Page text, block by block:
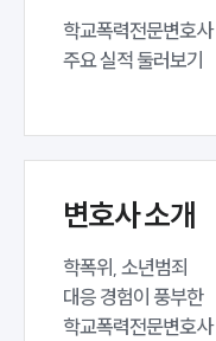
학교폭력전문변호사
주요 실적 둘러보기
변호사 소개
학폭위, 소년범죄
대응 경험이 풍부한
학교폭력전문변호사